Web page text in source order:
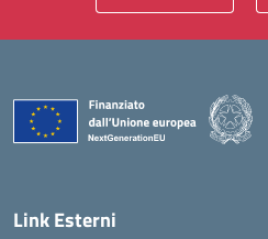
Link Esterni